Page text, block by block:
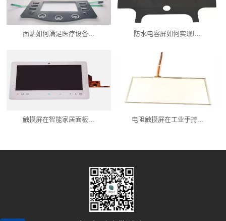
面贴如何满足医疗设备... 防水电容屏如何实现I...
触摸屏在智能家居面板... 电阻触摸屏在工业手持...
产品中心